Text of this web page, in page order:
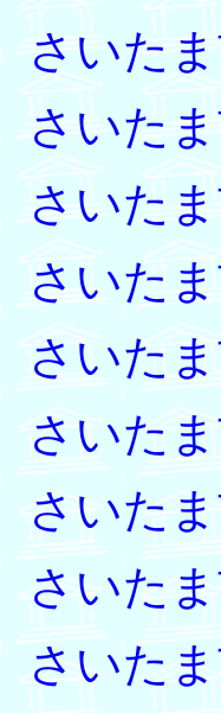
さいた
さいた
さいた
さいた
さいた
さいた
さいた
さいた
さいた